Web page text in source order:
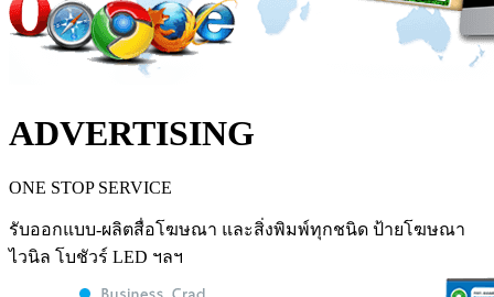
ADVERTISING
ONE STOP SERVICE
รับออกแบบ-ผลิตสื่อโฆษณา และสิ่งพิมพ์ทุกชนิด ป้ายโฆษณา
ไวนิล โบชัวร์ LED ฯลฯ